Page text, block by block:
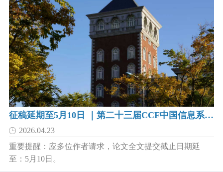
征稿延期至5月10日 ｜第二十三届CCF中国信息系统及应用大会（WISA 2026）
2026.04.23
重要提醒：应多位作者请求，论文全文提交截止日期延
至：5月10日。